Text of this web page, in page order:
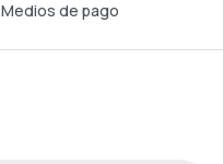
Medios de pago